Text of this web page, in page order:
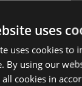
uses
uses cookies to
By using our
cookies in